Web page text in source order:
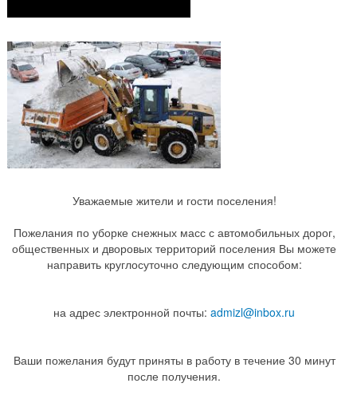
Уважаемые жители и гости поселения!
Пожелания по уборке снежных масс с автомобильных дорог,
общественных и дворовых территорий поселения Вы можете
направить круглосуточно следующим способом:
на адрес электронной почты: admizl@inbox.ru
Ваши пожелания будут приняты в работу в течение 30 минут
после получения.